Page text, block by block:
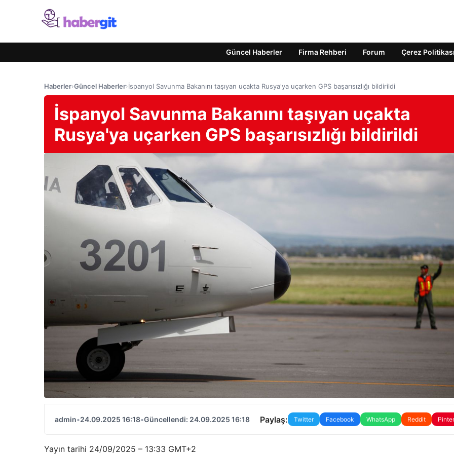
Güncel Haberler Firma Rehberi Forum Çerez Politikası
Haberler›Güncel Haberler›İspanyol Savunma Bakanını taşıyan uçakta Rusya'ya uçarken GPS başarısızlığı bildirildi
İspanyol Savunma Bakanını taşıyan uçakta
Rusya'ya uçarken GPS başarısızlığı bildirildi
admin•24.09.2025 16:18•Güncellendi: 24.09.2025 16:18 Paylaş: Twitter Facebook WhatsApp Reddit
Yayın tarihi 24/09/2025 – 13:33 GMT+2